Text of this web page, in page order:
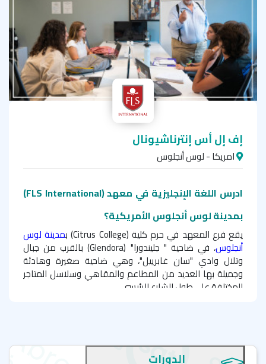
إف إل أس إنترناشيونال
امريكا - لوس أنجلوس
ادرس اللغة الإنجليزية في معهد (FLS International)
بمدينة لوس أنجلوس الأمريكية؟
يقع فرع المعهد في حرم كلية (Citrus College) بمدينة لوس
أنجلوس، في ضاحية " جليندورا" (Glendora) بالقرب من جبال
وتلال وادي "سان غابرييل"، وهي ضاحية صغيرة وهادئة
وجميلة بها العديد من المطاعم والمقاهي وسلاسل المتاجر
المختلفة على طول الشارع الرئيسي.
وخارجه مثل: الأنشطة الرياضية حيث يمتلك المعهد حمام
الدورات